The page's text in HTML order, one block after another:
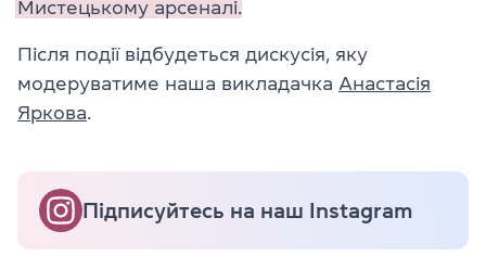
Мистецькому арсеналі.
Після події відбудеться дискусія, яку
модеруватиме наша викладачка Анастасія
Яркова.
Підписуйтесь на наш Instagram